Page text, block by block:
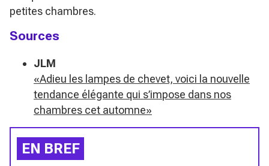
petites chambres.
Sources
JLM
«Adieu les lampes de chevet, voici la nouvelle
tendance élégante qui s’impose dans nos
chambres cet automne»
EN BREF